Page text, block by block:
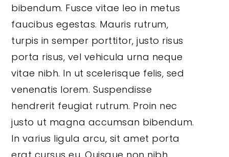
bibendum. Fusce vitae leo in metus
faucibus egestas. Mauris rutrum,
turpis in semper porttitor, justo risus
porta risus, vel vehicula urna neque
vitae nibh. In ut scelerisque felis, sed
venenatis lorem. Suspendisse
hendrerit feugiat rutrum. Proin nec
justo ut magna accumsan bibendum.
In varius ligula arcu, sit amet porta